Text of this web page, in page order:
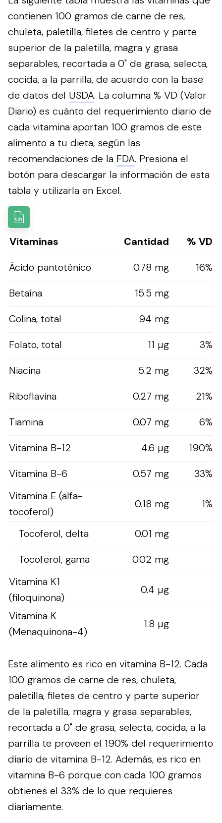
contienen 100 gramos de carne de res,
chuleta, paletilla, filetes de centro y parte
superior de la paletilla, magra y grasa
separables, recortada a 0" de grasa, selecta,
cocida, a la parrilla, de acuerdo con la base
de datos del USDA. La columna % VD (Valor
Diario) es cuánto del requerimiento diario de
cada vitamina aportan 100 gramos de este
alimento a tu dieta, según las
recomendaciones de la FDA. Presiona el
botón para descargar la información de esta
tabla y utilizarla en Excel.
Vitaminas Cantidad
% VD
Ácido pantoténico
0.78 mg
16%
Betaína
15.5 mg
Colina, total
94 mg
Folato, total
11 µg
3%
Niacina
5.2 mg
32%
Riboflavina
0.27 mg
21%
Tiamina
0.07 mg
6%
Vitamina B-12
4.6 µg
190%
Vitamina B-6
0.57 mg
33%
Vitamina E (alfa-
tocoferol)
0.18 mg 1%
Tocoferol, delta
0.01 mg
Tocoferol, gama
0.02 mg
Vitamina K1
(filoquinona)
0.4 µg
Vitamina K
(Menaquinona-4)
1.8 µg
Este alimento es rico en vitamina B-12. Cada
100 gramos de carne de res, chuleta,
paletilla, filetes de centro y parte superior
de la paletilla, magra y grasa separables,
recortada a 0" de grasa, selecta, cocida, a la
parrilla te proveen el 190% del requerimiento
diario de vitamina B-12. Además, es rico en
vitamina B-6 porque con cada 100 gramos
obtienes el 33% de lo que requieres
diariamente.